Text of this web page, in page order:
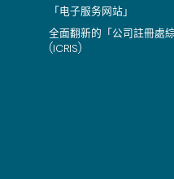
「电子服务网站」
全面翻新的「公司註冊處
(ICRIS)